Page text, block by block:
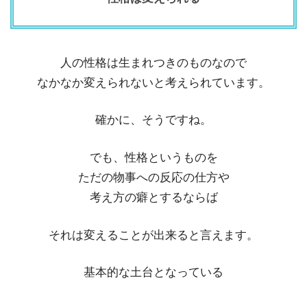
人の性格は生まれつきのものなので
なかなか変えられないと考えられています。
確かに、そうですね。
でも、性格というものを
ただの物事への反応の仕方や
考え方の癖とするならば
それは変えることが出来ると言えます。
基本的な土台となっている